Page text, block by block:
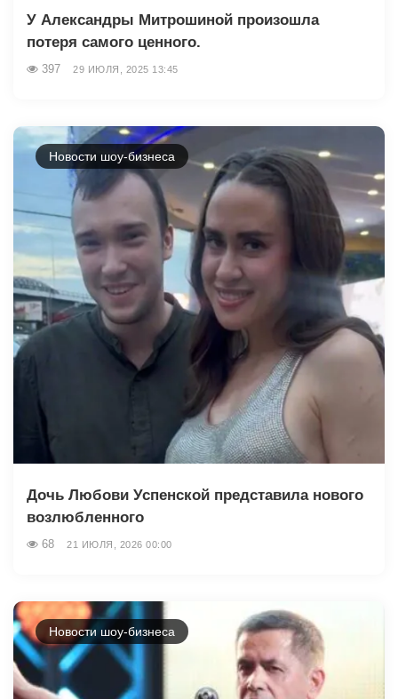
У Александры Митрошиной произошла
потеря самого ценного.
397 29 ИЮЛЯ, 2025 13:45
Новости шоу-бизнеса
Дочь Любови Успенской представила нового
возлюбленного
68 21 ИЮЛЯ, 2026 00:00
Новости шоу-бизнеса